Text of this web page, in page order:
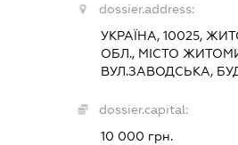
dossier.address:
УКРАЇНА, 10025,
ОБЛ., МІСТО
ВУЛ.ЗАВОДСЬКА,
dossier.capital:
10 000 грн.